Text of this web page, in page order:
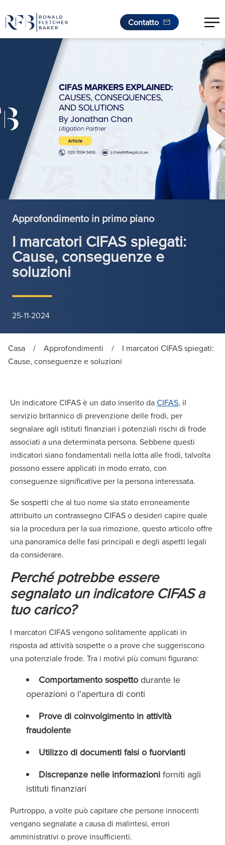
Contatto
.
Approfondimento in primo piano
I marcatori CIFAS spiegati:
Cause, conseguenze e
soluzioni
25-11-2024
Casa / Approfondimenti /
I marcatori CIFAS spiegati:
Cause, conseguenze e soluzioni
Un indicatore CIFAS è un dato inserito daCIFAS, il
servizio britannico di prevenzione delle frodi, per
segnalare agli istituti finanziari i potenziali rischi di frode
associati a una determinata persona. Sebbene questi
indicatori siano fondamentali nella lotta alle frodi, talvolta
possono essere applicati in modo errato, con
conseguenze significative per la persona interessata.
Se sospetti che al tuo nome sia stato erroneamente
attribuito un contrassegno CIFAS o desideri capire quale
sia la procedura per la sua rimozione, questo articolo offre
una panoramica delle fasi principali e degli aspetti legali
da considerare.
Perché potrebbe essere
segnalato un indicatore CIFAS a
tuo carico?
I marcatori CIFAS vengono solitamente applicati in
risposta ad attività sospette o a prove che suggeriscono
una potenziale frode. Tra i motivi più comuni figurano:
Comportamento sospettodurante le
operazioni o l'apertura di conti
Prove di coinvolgimento in attività
fraudolente
Utilizzo di documenti falsi o fuorvianti
Discrepanze nelle informazioni forniti agli
istituti finanziari
Purtroppo, a volte può capitare che persone innocenti
vengano segnalate a causa di malintesi, errori
amministrativi o prove insufficienti.